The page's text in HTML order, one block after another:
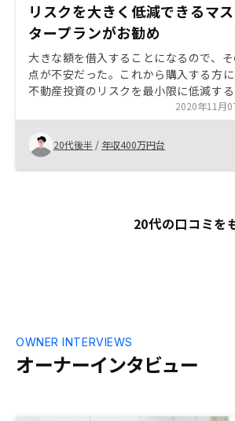
リスクを大きく低減できるマス
タープランがお勧め
大きな額を借入することになるので、そ
点が不安だった。これから購入する方
不動産投資のリスクを最小限に低減す
スタープランをお勧めしたい。2020年11月
20代後半 / 年収400万円台
20代の口コミを
オーナーインタビュー
OWNER INTERVIEWS